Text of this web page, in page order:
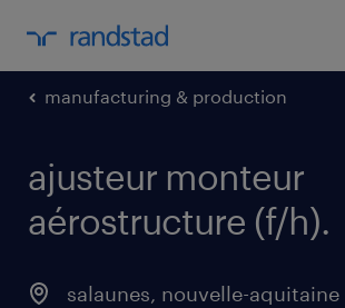
manufacturing & production
ajusteur monteur
aérostructure (f/h).
salaunes, nouvelle-aquitaine